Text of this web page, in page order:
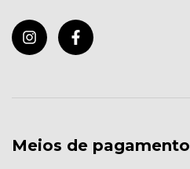
Meios de pagamento